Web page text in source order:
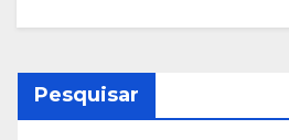
Pesquisar